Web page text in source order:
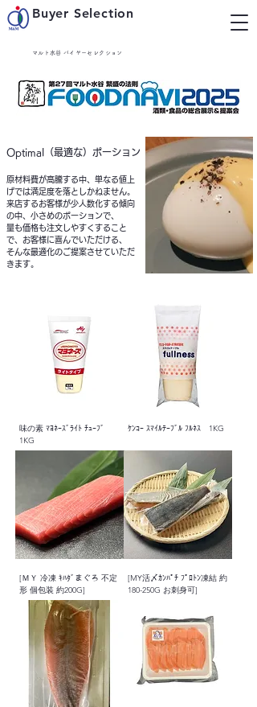
Buyer Selection
マルト水谷 バイヤーセレクション
Optimal（最適な）ポーション
原材料費が高騰する中、単なる値上
げでは満足度を落としかねません。
来店するお客様が少人数化する傾向
の中、小さめのポーションで、
量も価格も注文しやすくすること
で、お客様に喜んでいただける、
そんな最適化のご提案させていただ
きます。
味の素 ﾏﾖﾈｰｽﾞﾗｲﾄ ﾁｭｰﾌﾞ
1KG
ｹﾝｺｰ ｽﾏｲﾙﾃｰﾌﾞﾙ ﾌﾙﾈｽ 1KG
[ＭＹ 冷凍 ｷﾊﾀﾞまぐろ 不定
形 個包装 約200G]
[MY活〆ｶﾝﾊﾟﾁ ﾌﾟﾛﾄﾝ凍結 約
180-250G お刺身可]